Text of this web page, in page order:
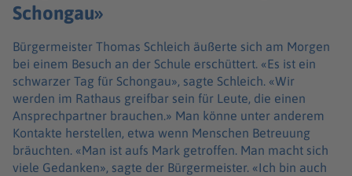
Schongau»
Bürgermeister Thomas Schleich äußerte sich am Morgen
bei einem Besuch an der Schule erschüttert. «Es ist ein
schwarzer Tag für Schongau», sagte Schleich. «Wir
werden im Rathaus greifbar sein für Leute, die einen
Ansprechpartner brauchen.» Man könne unter anderem
Kontakte herstellen, etwa wenn Menschen Betreuung
bräuchten. «Man ist aufs Mark getroffen. Man macht sich
viele Gedanken», sagte der Bürgermeister. «Ich bin auch